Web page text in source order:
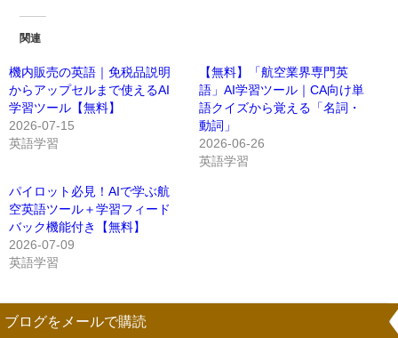
関連
機内販売の英語｜免税品説明
からアップセルまで使えるAI
学習ツール【無料】
2026-07-15
英語学習
【無料】「航空業界専門英
語」AI学習ツール｜CA向け単
語クイズから覚える「名詞・
動詞」
2026-06-26
英語学習
パイロット必見！AIで学ぶ航
空英語ツール＋学習フィード
バック機能付き【無料】
2026-07-09
英語学習
ブログをメールで購読